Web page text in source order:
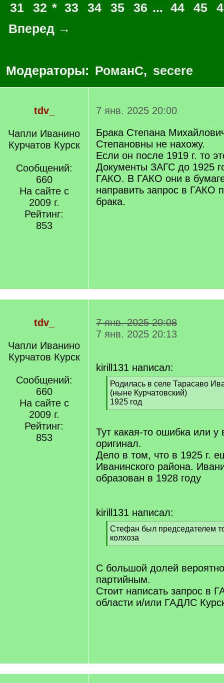
31
32 * 33 34 35 36 ... 44 45
Вперед →
Модераторы: РоманС, secere
tdv_
Чапли Иванино
Курчатов Курск
Сообщений:
660
На сайте с
2009 г.
Рейтинг:
853
7 янв. 2025 20:00
Брака Степана
Степановны не нахожу.
Если он после 1919 г. то
Документы ЗАГС до 1925
ГАКО. В ГАКО они в
направить запрос в ГАКО
брака.
tdv_
Чапли Иванино
Курчатов Курск
Сообщений:
660
На сайте с
2009 г.
Рейтинг:
853
7 янв. 2025 20:08
7 янв. 2025 20:13
kirill131 написал:
[
q
]
Родилась в селе Тарасаво
(ныне Курчатовский)
1925 год
[
q
Тут какая-то ошибка или у
оригинал.
Дело в том, что в 1925 г.
Иванинского района.
образован в 1928 году
kirill131 написал:
[
q
]
Стефан был председателем
колхоза
[
q
]
С большой долей
партийным.
Стоит написать запрос в
области и/или ГАДЛС